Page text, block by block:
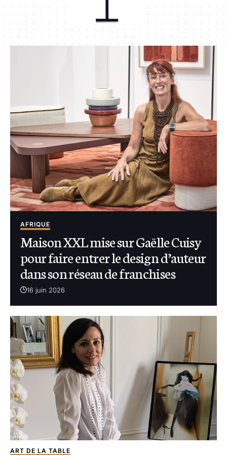
AFRIQUE
Maison XXL mise sur Gaëlle Cuisy
pour faire entrer le design d’auteur
dans son réseau de franchises
16 juin 2026
ART DE LA TABLE